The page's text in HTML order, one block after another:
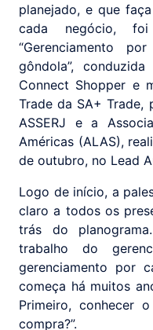
planejado, e que
cada negócio,
“Gerenciamento
gôndola”,
Connect Shopper e
Trade da SA+ Trade,
ASSERJ e a
Américas (ALAS),
de outubro, no Lead
Logo de início, a
claro a todos os
trás do
trabalho do
gerenciamento por
começa há muitos
Primeiro, conhecer
compra?”.